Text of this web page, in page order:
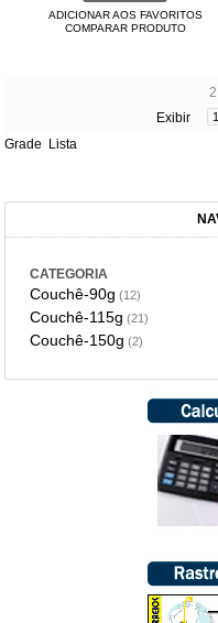
ADICIONAR AOS FAVORITOS
COMPARAR PRODUTO
Exibir
Grade
Lista
CATEGORIA
Couchê-90g (12)
Couchê-115g (21)
Couchê-150g (2)